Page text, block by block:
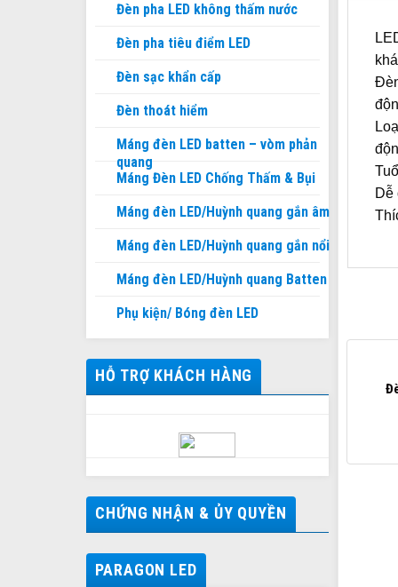
Đèn pha LED không thấm nước
Đèn pha tiêu điểm LED
Đèn sạc khẩn cấp
Đèn thoát hiểm
Máng đèn LED batten – vòm phản
quang
Máng Đèn LED Chống Thấm & Bụi
Máng đèn LED/Huỳnh quang gắn âm
Máng đèn LED/Huỳnh quang gắn nổi
Máng đèn LED/Huỳnh quang Batten
Phụ kiện/ Bóng đèn LED
HỖ TRỢ KHÁCH HÀNG
CHỨNG NHẬN & ỦY QUYỀN
PARAGON LED
Dễ